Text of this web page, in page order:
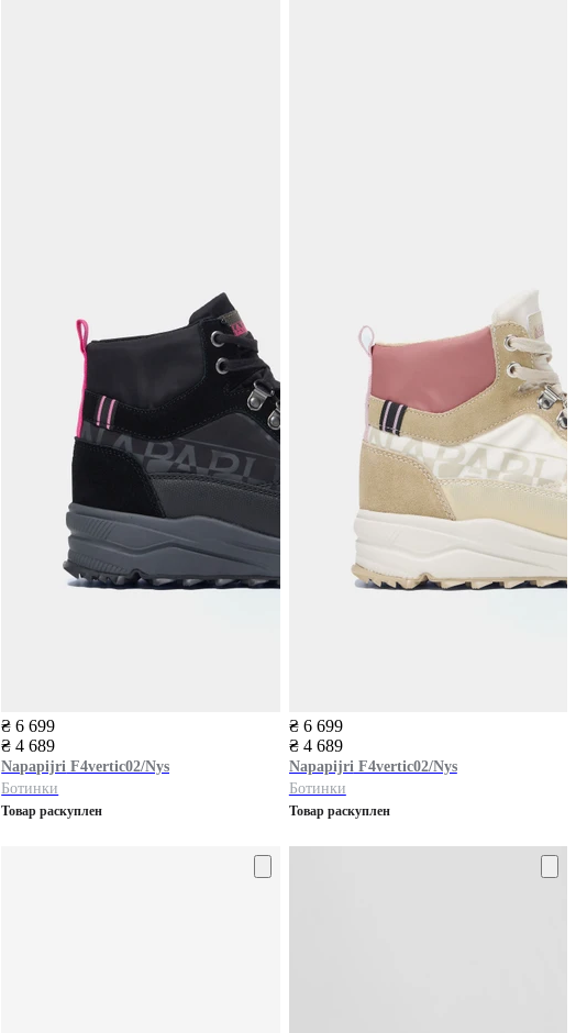
₴ 6 699
₴ 4 689
Napapijri F4vertic02/Nys
Ботинки
Товар раскуплен
₴ 6 699
₴ 4 689
Napapijri F4vertic02/Nys
Ботинки
Товар раскуплен